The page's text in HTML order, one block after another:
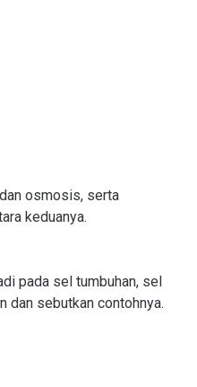
osmosis, serta
keduanya.
pada sel tumbuhan, sel
dan sebutkan contohnya.